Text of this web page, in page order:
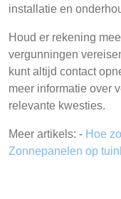
installatie en
Houd er rekening
vergunningen
kunt altijd contact
meer informatie over
relevante kwesties.
Meer artikels: - Hoe
Zonnepanelen op